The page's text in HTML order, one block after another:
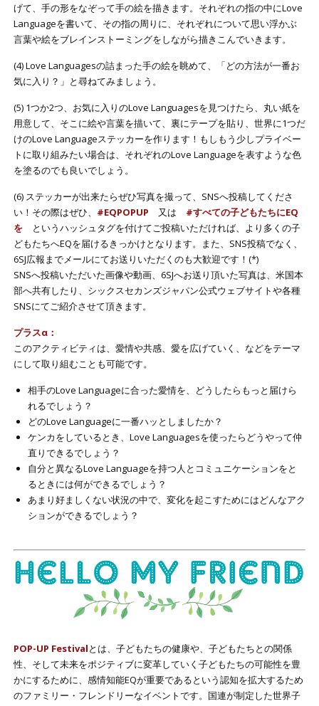
げて、手の形をなぞって手の絵を描きます。それぞれの指の中にLove
Languageを書いて、その指の周りに、それぞれについて思い浮かぶ
言葉や絵をブレインストーミングをしながら描きこんでいきます。
(4) Love Languagesの詰まった手の絵を眺めて、「どの方法が一番お
気に入り？」と尋ねてみましょう。
(5) 1つか2つ、お気に入りのLove Languagesを見つけたら、丸い紙を
用意して、そこに絵や言葉を描いて、裏にテープを貼り、世界に1つだ
けのLove Languageステッカーを作ります！もしもう少しプライベー
トに取り組みたい場合は、それぞれのLove Languageを表すような色
を塗るのでも良いでしょう。
(6) ステッカーが出来たらぜひ写真を撮って、SNSへ投稿してくださ
い！その際はぜひ、 #EQPOPUP 又は #すべての子どもたちにEQ
をというハッシュタグを付けてご投稿いただければ、より多くの子
どもたちへEQを届けるきっかけとなります。また、SNS投稿でなく、
6SJ広報までメールにてお送りいただくのも大歓迎です！(*)
SNSへ投稿いただいた画像や動画、6SJへお送り頂いた写真は、米国本
部へ共有したり、シックスセカンズジャパン公式ウェブサイトや各種
SNSにてご紹介させて頂きます。
プラスα：
このアクティビティは、愛情や共感、愛を広げていく、などをテーマ
にして取り組むことも可能です。
相手のLove Languageに合った愛情を、どうしたらもっと届けら
れるでしょう？
どのLove Languageに一番ハッとしましたか？
ケンカをしているとき、Love Languagesを使ったらどうやって仲
直りできるでしょう？
自分と異なるLove Languageを持つ人とコミュニケーションをと
るときには何ができるでしょう？
あまり好ましくない状況の中で、変化を起こすためにはどんなアク
ションができるでしょう？
POP-UP Festivalとは、子どもたちの健康や、子どもたちとの関係
性、そして未来をポジティブに変革していく子どもたちの可能性を豊
かにするために、感情知能EQが重要であるという認知を拡大するため
のファミリー・フレンドリーなイベントです。国連が制定した世界子